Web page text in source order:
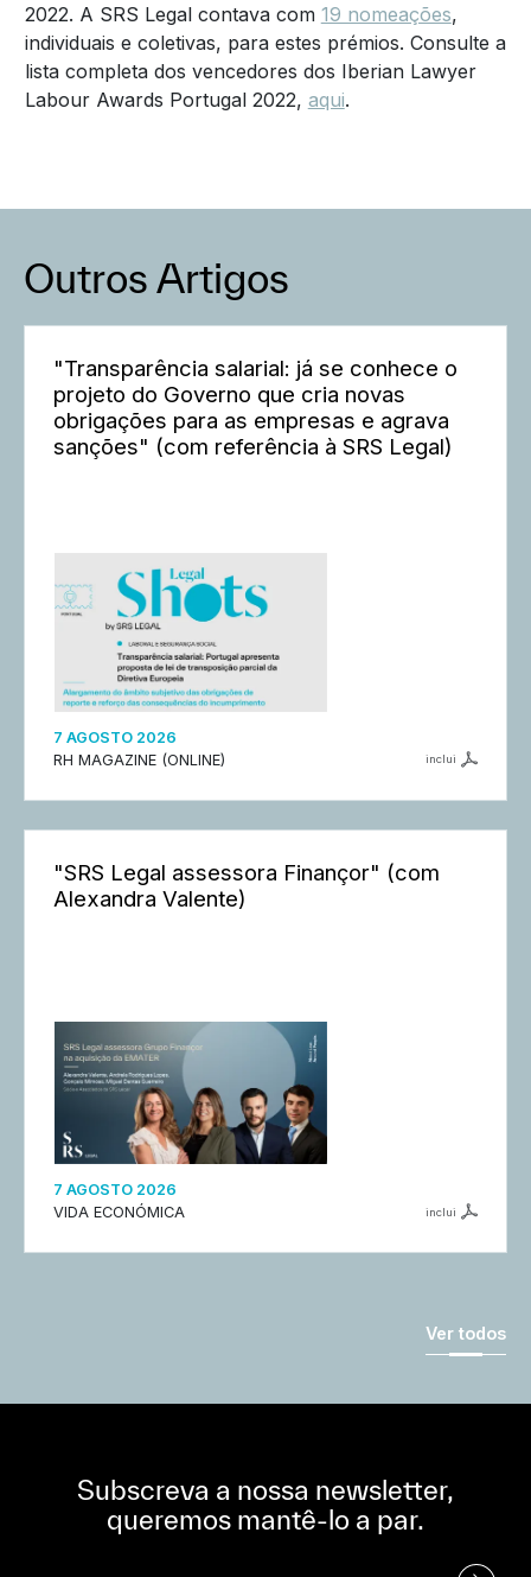
2022. A SRS Legal contava com 19 nomeações,
individuais e coletivas, para estes prémios. Consulte a
lista completa dos vencedores dos Iberian Lawyer
Labour Awards Portugal 2022, aqui.
Outros Artigos
"Transparência salarial: já se conhece o
projeto do Governo que cria novas
obrigações para as empresas e agrava
sanções" (com referência à SRS Legal)
7 AGOSTO 2026
RH MAGAZINE (ONLINE)
inclui
"SRS Legal assessora Finançor" (com
Alexandra Valente)
7 AGOSTO 2026
VIDA ECONÓMICA
inclui
Ver todos
Subscreva a nossa newsletter,
queremos mantê-lo a par.